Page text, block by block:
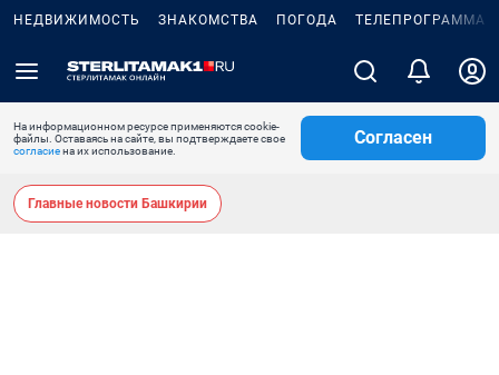
НЕДВИЖИМОСТЬ ЗНАКОМСТВА ПОГОДА ТЕЛЕПРОГРАММА
На информационном ресурсе применяются cookie-
файлы. Оставаясь на сайте, вы подтверждаете свое
согласиена их использование.
Согласен
Главные новости Башкирии